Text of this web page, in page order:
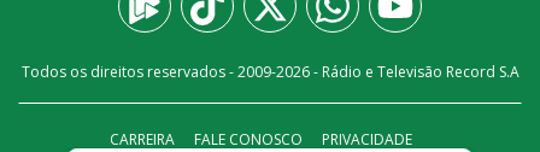
Todos os direitos reservados - 2009-2026- Rádio e Televisão Record S.A
CARREIRA FALE CONOSCO PRIVACIDADE